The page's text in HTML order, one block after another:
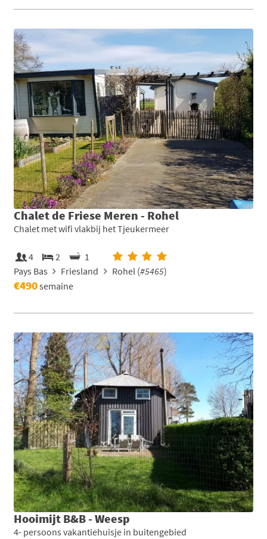
Chalet de Friese Meren - Rohel
Chalet met wifi vlakbij het Tjeukermeer
4 2
1
Pays Bas
Friesland Rohel (#5465)
€490semaine
Hooimijt B&B - Weesp
4- persoons vakantiehuisje in buitengebied